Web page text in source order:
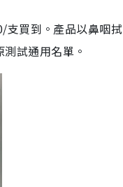
支買到。產品以鼻咽
試通用名單。